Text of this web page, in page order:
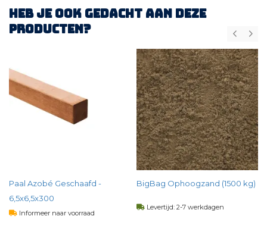
Heb je ook gedacht aan deze
producten?
Paal Azobé Geschaafd -
6,5x6,5x300
Informeer naar voorraad
BigBag Ophoogzand (1500 kg)
Levertijd: 2-7 werkdagen